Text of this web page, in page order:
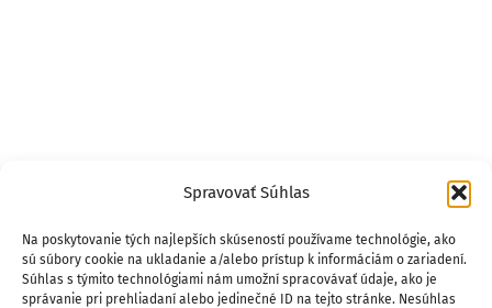
Spravovať Súhlas
Na poskytovanie tých najlepších skúseností používame technológie, ako
sú súbory cookie na ukladanie a/alebo prístup k informáciám o zariadení.
Súhlas s týmito technológiami nám umožní spracovávať údaje, ako je
správanie pri prehliadaní alebo jedinečné ID na tejto stránke. Nesúhlas